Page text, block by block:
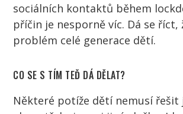
sociálních kontaktů během
příčin je nesporně víc. Dá se říct,
problém celé generace dětí.
CO SE S TÍM TEĎ DÁ DĚLAT?
Některé potíže dětínemusí řešit